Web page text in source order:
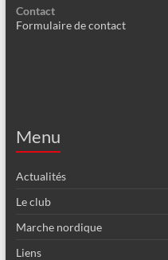
Contact
Formulaire de contact
Menu
Actualités
Le club
Marche nordique
Liens